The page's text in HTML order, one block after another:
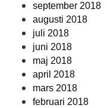
september 2018
augusti 2018
juli 2018
juni 2018
maj 2018
april 2018
mars 2018
februari 2018